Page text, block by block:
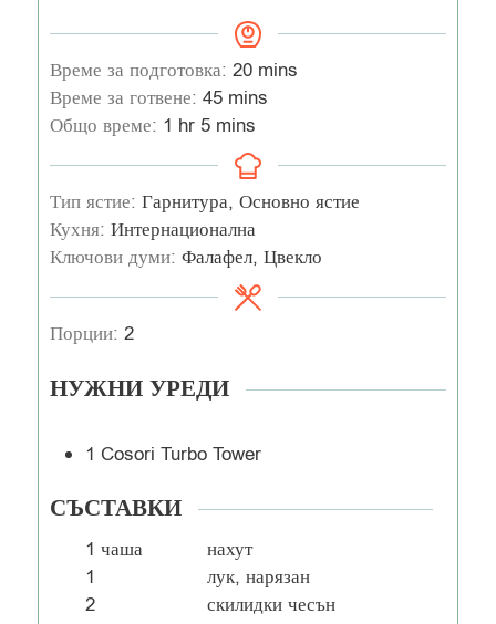
Време за подготовка: 20 mins
Време за готвене: 45 mins
Общо време: 1 hr 5 mins
Тип ястие: Гарнитура, Основно ястие
Кухня: Интернационална
Ключови думи: Фалафел, Цвекло
Порции: 2
НУЖНИ УРЕДИ
1 Cosori Turbo Tower
СЪСТАВКИ
1 чаша
нахут
1
лук, нарязан
2
скилидки чесън